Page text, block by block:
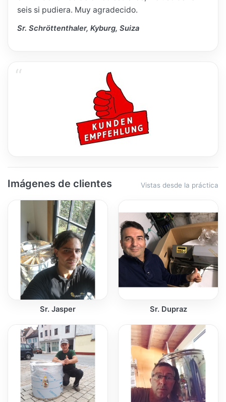
seis si pudiera. Muy agradecido.
Sr. Schröttenthaler, Kyburg, Suiza
Imágenes de clientes Vistas desde la práctica
Sr. Jasper Sr. Dupraz